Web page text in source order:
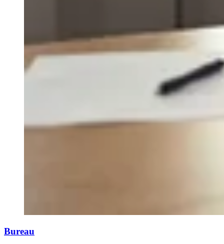
Bureau